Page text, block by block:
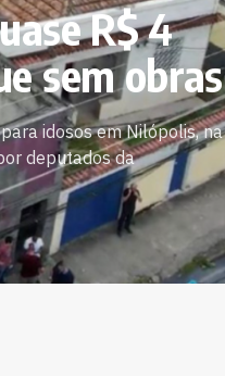
R$ 4
sem obras
idosos em Nilópolis, na
deputados da